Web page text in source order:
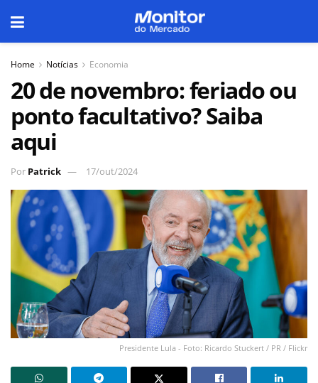
Home Notícias Economia
20 de novembro: feriado ou
ponto facultativo? Saiba
aqui
Por Patrick 17/out/2024
Presidente Lula - Foto: Ricardo Stuckert / PR / Flickr